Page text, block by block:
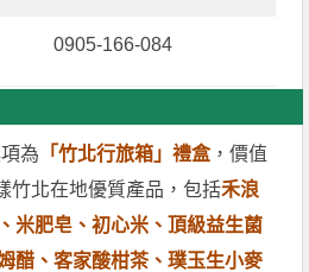
0905-166-084
為 「竹北行旅箱」禮盒，價值
竹北在地優質產品，包括禾浪
米肥皂、初心米、頂級益生菌
醋、客家酸柑茶、璞玉生小麥